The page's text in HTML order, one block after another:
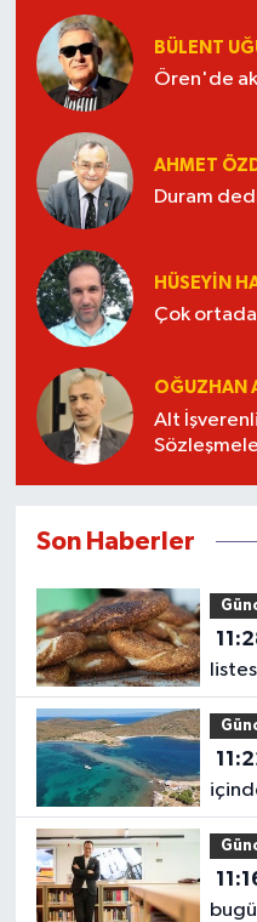
BÜLENT
Ören'de
AHMET
Duram
HÜSEYIN
Çok ortada
OĞUZHAN
Alt
Son Haberler